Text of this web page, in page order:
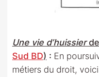
Une vie d’huissierde
Sud BD) : En
métiers du droit,